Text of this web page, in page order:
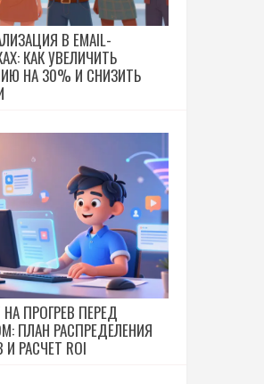
В EMAIL-
КАК УВЕЛИЧИТЬ
НА 30% И СНИЗИТЬ
ПРОГРЕВ ПЕРЕД
ПЛАН РАСПРЕДЕЛЕНИЯ
РАСЧЕТ ROI